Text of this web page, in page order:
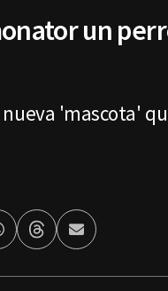
un
nueva 'mascota'
ThreadsEnviar
por